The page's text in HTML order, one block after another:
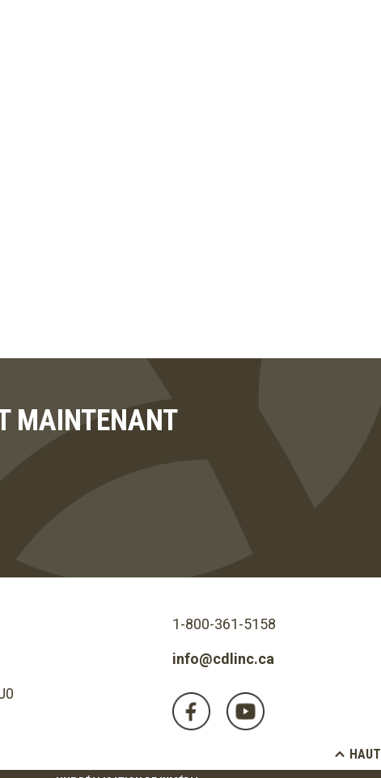
MAINTENANT
1-800-361-5158
info@cdlinc.ca
HAUT